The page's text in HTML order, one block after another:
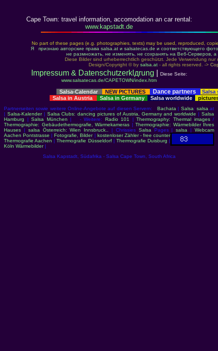
Cape Town: travel information, accomodation an car rental:
www.kapstadt.de
No part of these pages (e.g. photographies, texts) may be used, reproduced,
Я признаю авторские права salsa.at и salsatecas.de и соответствующего
не размножать, не изменять, не соxранять на Веб-Серверов,
Diese Bilder sind urheberrechtlich geschützt. Jede Verwendung
Design/Copyright © by salsa.at - all rights reserved. ->
Impressum & Datenschutzerklдrung
Diese Seite:
www.salsatecas.de/CAPETOWN/index.htm
Salsa-Calendar NEW PICTURES Dance partners
Salsa
Salsa in Austria
Salsa in Germany Salsa worldwide
Partnerseiten sowie weitere Online-Angebote auf diesen Servern: Bachata | Salsa:salsa .at
| Salsa-Kalender| Salsa Clubs: dancing pictures of Austria, Germany and worldwide |Salsa
Hamburg |Salsa München | - Weitere: Radio 101 |Thermography: Thermal images/
Thermographie: Gebäudethermografie, Wärmekameras | Thermographie: Wärmebilder Ihres
Hauses | salsa Österreich: Wien Innsbruck.. | Chrissies Salsa Pages |salsa |Webcam
Aachen Pontstrasse |Fotografie, Bilder| kostenloser Zähler - free counter
Thermografie Aachen |Thermografie Düsseldorf| Thermografie Duisburg |
Köln Wärmebilder|
Salsa Kapstadt, Südafrika - Salsa Cape Town, South Africa